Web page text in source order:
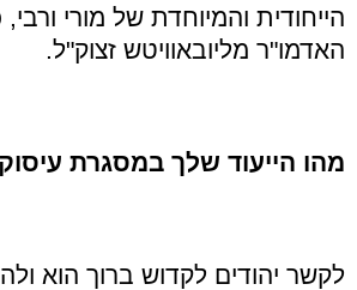
הייחודית והמיוחדת של מורי
האדמו"ר מליובאוויטש זצוק"ל.
מהו הייעוד שלך במסגרת
לקשר יהודים לקדוש ברוך הוא